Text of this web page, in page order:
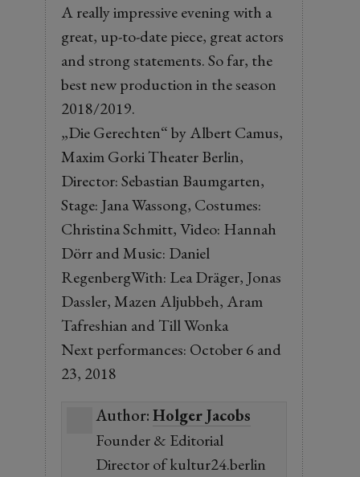
A really impressive evening with a
great, up-to-date piece, great actors
and strong statements. So far, the
best new production in the season
2018/2019.
„Die Gerechten“ by Albert Camus,
Maxim Gorki Theater Berlin,
Director: Sebastian Baumgarten,
Stage: Jana Wassong, Costumes:
Christina Schmitt, Video: Hannah
Dörr and Music: Daniel
RegenbergWith: Lea Dräger, Jonas
Dassler, Mazen Aljubbeh, Aram
Tafreshian and Till Wonka
Next performances: October 6 and
23, 2018
Author:Holger Jacobs
Founder & Editorial
Director of kultur24.berlin